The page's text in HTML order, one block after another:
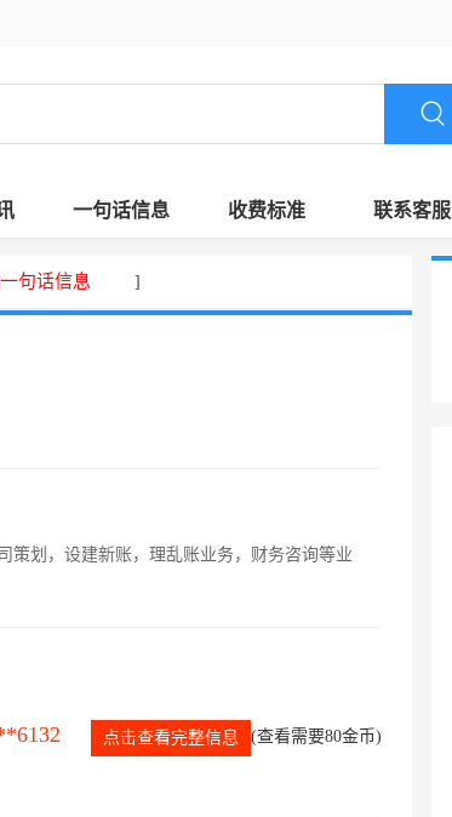
一句话信息 收费标准 联系客服
句话信息 ]
策划，设建新账，理乱账业务，财务咨询等业
点击查看完整信息 (查看需要80金币)